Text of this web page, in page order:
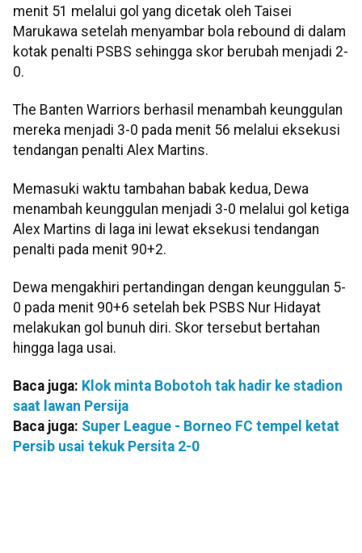
menit 51 melalui gol yang dicetak oleh Taisei
Marukawa setelah menyambar bola rebound di dalam
kotak penalti PSBS sehingga skor berubah menjadi 2-
0.
The Banten Warriors berhasil menambah keunggulan
mereka menjadi 3-0 pada menit 56 melalui eksekusi
tendangan penalti Alex Martins.
Memasuki waktu tambahan babak kedua, Dewa
menambah keunggulan menjadi 3-0 melalui gol ketiga
Alex Martins di laga ini lewat eksekusi tendangan
penalti pada menit 90+2.
Dewa mengakhiri pertandingan dengan keunggulan 5-
0 pada menit 90+6 setelah bek PSBS Nur Hidayat
melakukan gol bunuh diri. Skor tersebut bertahan
hingga laga usai.
Baca juga: Klok minta Bobotoh tak hadir ke stadion
saat lawan Persija
Baca juga: Super League - Borneo FC tempel ketat
Persib usai tekuk Persita 2-0